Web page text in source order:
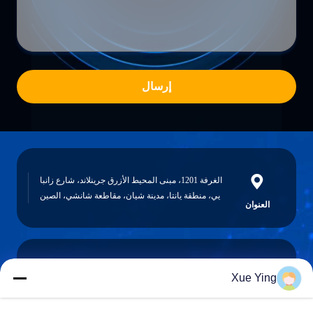
إرسال
العنوان
الغرفة 1201، مبنى المحيط الأزرق جرينلاند، شارع زانبا
يي، منطقة يانتا، مدينة شيان، مقاطعة شانشي، الصين
E-mail
Xue Ying